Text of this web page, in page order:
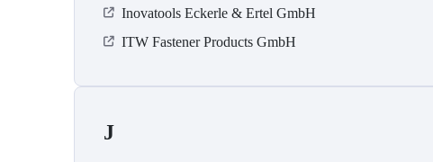
Inovatools Eckerle & Ertel GmbH
ITW Fastener Products GmbH
J